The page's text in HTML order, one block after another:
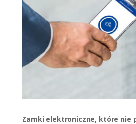
Zamki elektroniczne, które nie